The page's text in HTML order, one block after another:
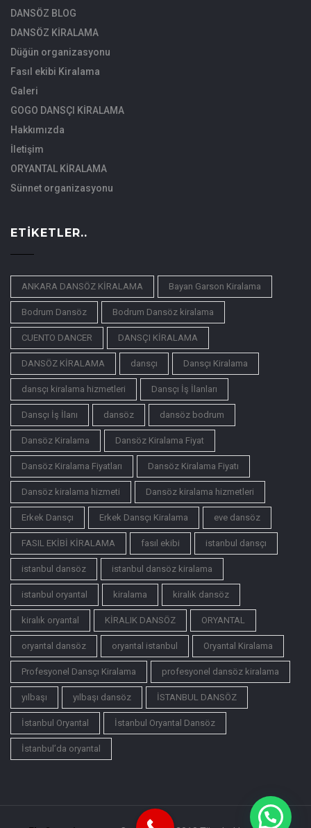
DANSÖZ BLOG
DANSÖZ KİRALAMA
Düğün organizasyonu
Fasıl ekibi Kiralama
Galeri
GOGO DANSÇI KİRALAMA
Hakkımızda
İletişim
ORYANTAL KİRALAMA
Sünnet organizasyonu
ETIKETLER..
ANKARA DANSÖZ KİRALAMA Bayan Garson Kiralama
Bodrum Dansöz Bodrum Dansöz kiralama
CUENTO DANCER DANSÇI KİRALAMA
DANSÖZ KİRALAMA dansçı Dansçı Kiralama
dansçı kiralama hizmetleri Dansçı İş İlanları
Dansçı İş İlanı dansöz dansöz bodrum
Dansöz Kiralama Dansöz Kiralama Fiyat
Dansöz Kiralama Fiyatları Dansöz Kiralama Fiyatı
Dansöz kiralama hizmeti Dansöz kiralama hizmetleri
Erkek Dansçı Erkek Dansçı Kiralama eve dansöz
FASIL EKİBİ KİRALAMA fasıl ekibi istanbul dansçı
istanbul dansöz istanbul dansöz kiralama
istanbul oryantal kiralama kiralık dansöz
kiralık oryantal KİRALIK DANSÖZ ORYANTAL
oryantal dansöz oryantal istanbul Oryantal Kiralama
Profesyonel Dansçı Kiralama profesyonel dansöz kiralama
yılbaşı yılbaşı dansöz İSTANBUL DANSÖZ
İstanbul Oryantal İstanbul Oryantal Dansöz
İstanbul’da oryantal